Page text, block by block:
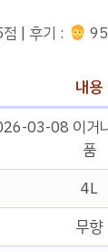
| 후기 :
내용
03-08 이거
품
4L
무향